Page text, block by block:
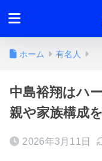
ホーム 有名人
中島裕翔はハ
親や家族構成
2026年3月11日